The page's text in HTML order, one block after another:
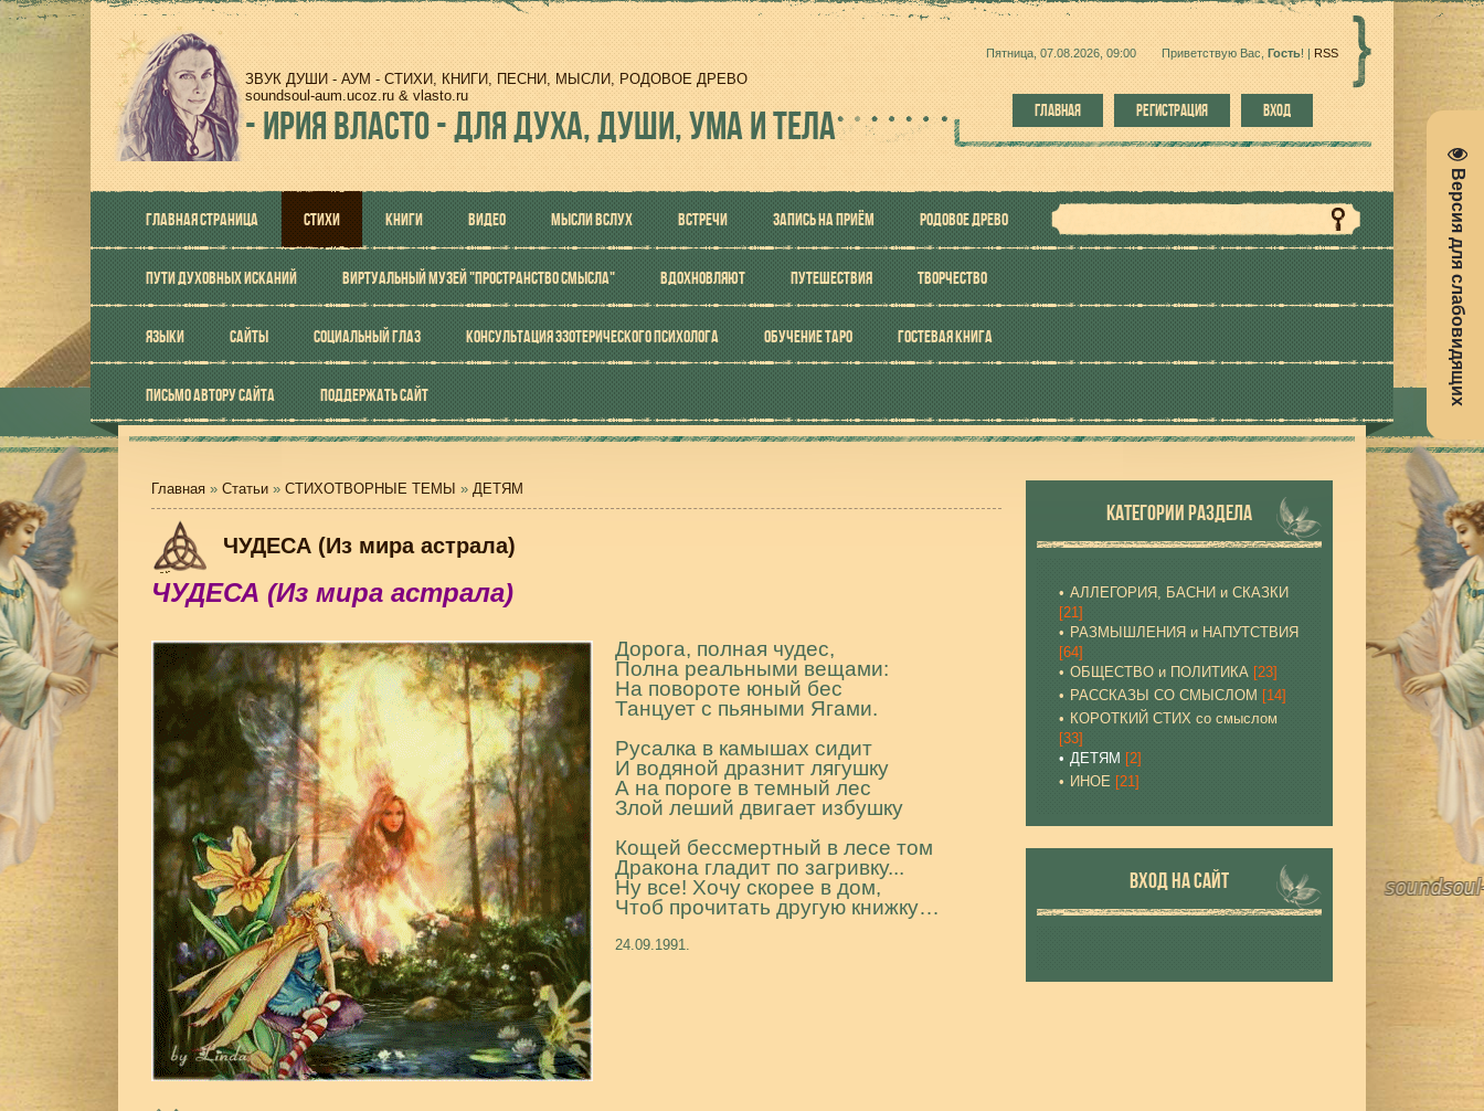
Версия для слабовидящих
ЗВУК ДУШИ - АУМ - СТИХИ, КНИГИ, ПЕСНИ, МЫСЛИ, РОДОВОЕ ДРЕВО
soundsoul-aum.ucoz.ru & vlasto.ru
-ИРИЯ ВЛАСТО - ДЛЯ ДУХА, ДУШИ, УМА И ТЕЛА
Пятница, 07.08.2026, 09:00 Приветствую Вас Гость! | RSS
ГЛАВНАЯ РЕГИСТРАЦИЯ ВХОД
ГЛАВНАЯ СТРАНИЦА СТИХИ КНИГИ ВИДЕО МЫСЛИ ВСЛУХ ВСТРЕЧИ ЗАПИСЬ НА ПРИЁМ РОДОВОЕ ДРЕВО
ПУТИ ДУХОВНЫХ ИСКАНИЙ ВИРТУАЛЬНЫЙ МУЗЕЙ "ПРОСТРАНСТВО СМЫСЛА" ВДОХНОВЛЯЮТ ПУТЕШЕСТВИЯ ТВОРЧЕСТВО
ЯЗЫКИ САЙТЫ СОЦИАЛЬНЫЙ ГЛАЗ КОНСУЛЬТАЦИЯ ЭЗОТЕРИЧЕСКОГО ПСИХОЛОГА ОБУЧЕНИЕ ТАРО ГОСТЕВАЯ КНИГА
ПИСЬМО АВТОРУ САЙТА ПОДДЕРЖАТЬ САЙТ
Главная » Статьи » СТИХОТВОРНЫЕ ТЕМЫ » ДЕТЯМ
ЧУДЕСА (Из мира астрала)
ЧУДЕСА (Из мира астрала)
Дорога, полная чудес,
Полна реальными вещами:
На повороте юный бес
Танцует с пьяными Ягами.
Русалка в камышах сидит
И водяной дразнит лягушку
А на пороге в темный лес
Злой леший двигает избушку
Кощей бессмертный в лесе том
Дракона гладит по загривку...
Ну все! Хочу скорее в дом,
Чтоб прочитать другую книжку…
24.09.1991.
КАТЕГОРИИ РАЗДЕЛА
АЛЛЕГОРИЯ, БАСНИ и СКАЗКИ
[21]
РАЗМЫШЛЕНИЯ и НАПУТСТВИЯ
[64]
ОБЩЕСТВО и ПОЛИТИКА [23]
РАССКАЗЫ СО СМЫСЛОМ [14]
КОРОТКИЙ СТИХ со смыслом
[33]
ДЕТЯМ [2]
ИНОЕ [21]
ВХОД НА САЙТ